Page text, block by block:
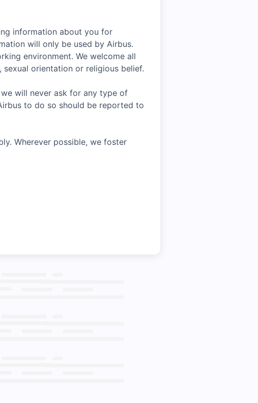
information about you for
will only be used by Airbus.
environment. We welcome all
orientation or religious belief.
will never ask for any type of
to do so should be reported to
Wherever possible, we foster